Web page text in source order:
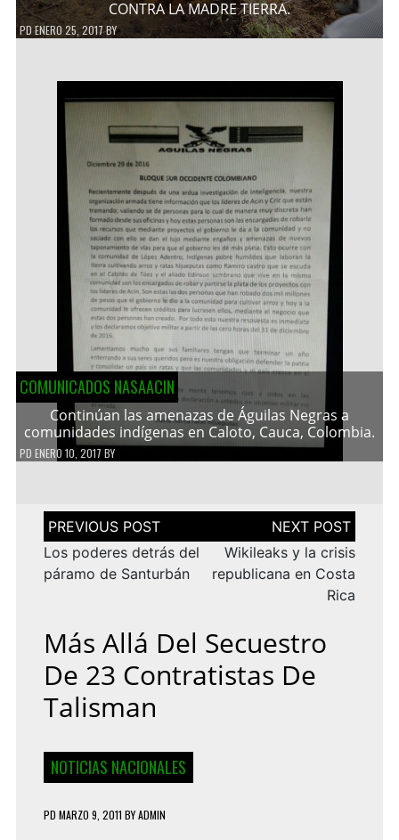
CONTRA LA MADRE TIERRA.
PDENERO 25, 2017BY
COMUNICADOS NASAACIN
Continúan las amenazas de Águilas Negras a
comunidades indígenas en Caloto, Cauca, Colombia.
PD ENERO 10, 2017 BY
Navegación
de
entradas
Los poderes detrás del
páramo de Santurbán
Wikileaks y la crisis
republicana en Costa
Rica
Más Allá Del Secuestro
De 23 Contratistas De
Talisman
NOTICIAS NACIONALES
PD MARZO 9, 2011 BYADMIN